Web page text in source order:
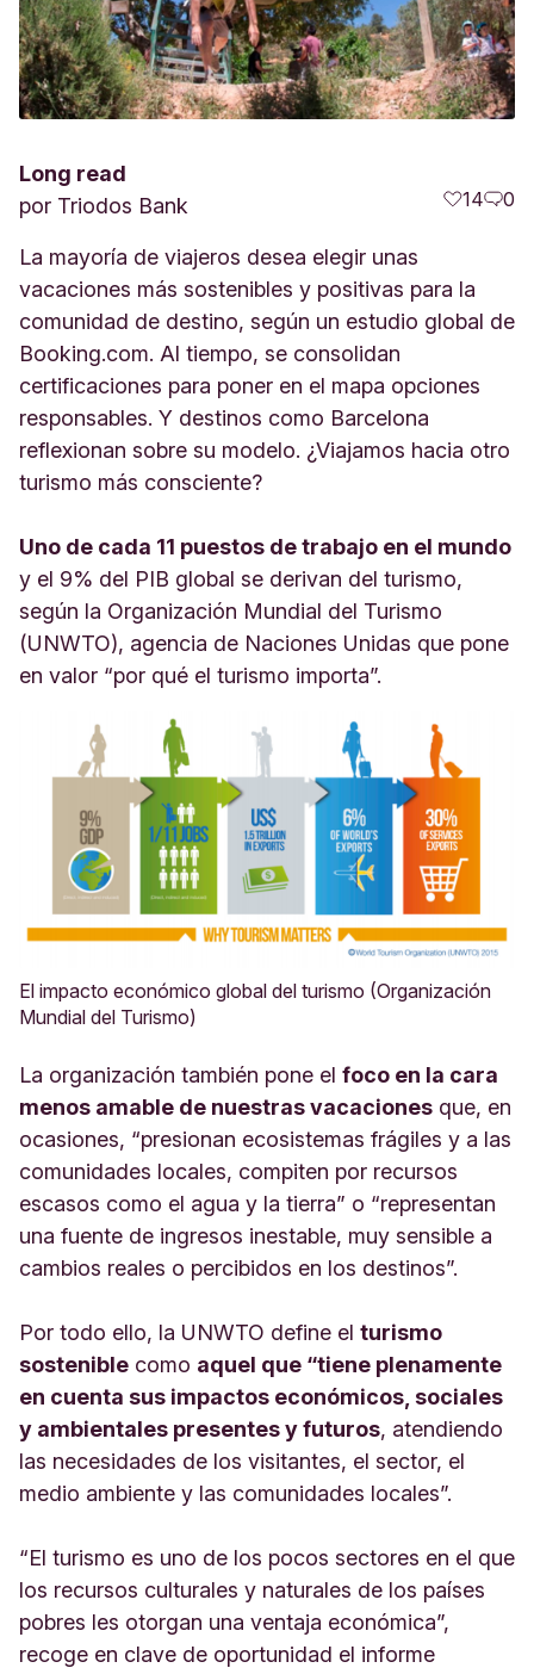
Long read
por Triodos Bank 14 0
La mayoría de viajeros desea elegir unas
vacaciones más sostenibles y positivas para la
comunidad de destino, según un estudio global de
Booking.com. Al tiempo, se consolidan
certificaciones para poner en el mapa opciones
responsables. Y destinos como Barcelona
reflexionan sobre su modelo. ¿Viajamos hacia otro
turismo más consciente?
Uno de cada 11 puestos de trabajo en el mundo
y el 9% del PIB global se derivan del turismo,
según la Organización Mundial del Turismo
(UNWTO), agencia de Naciones Unidas que pone
en valor “por qué el turismo importa”.
El impacto económico global del turismo (Organización
Mundial del Turismo)
La organización también pone el foco en la cara
menos amable de nuestras vacaciones que, en
ocasiones, “presionan ecosistemas frágiles y a las
comunidades locales, compiten por recursos
escasos como el agua y la tierra” o “representan
una fuente de ingresos inestable, muy sensible a
cambios reales o percibidos en los destinos”.
Por todo ello, la UNWTO define el turismo
sostenible como aquel que “tiene plenamente
en cuenta sus impactos económicos, sociales
y ambientales presentes y futuros, atendiendo
las necesidades de los visitantes, el sector, el
medio ambiente y las comunidades locales”.
“El turismo es uno de los pocos sectores en el que
los recursos culturales y naturales de los países
pobres les otorgan una ventaja económica”,
recoge en clave de oportunidad el informe